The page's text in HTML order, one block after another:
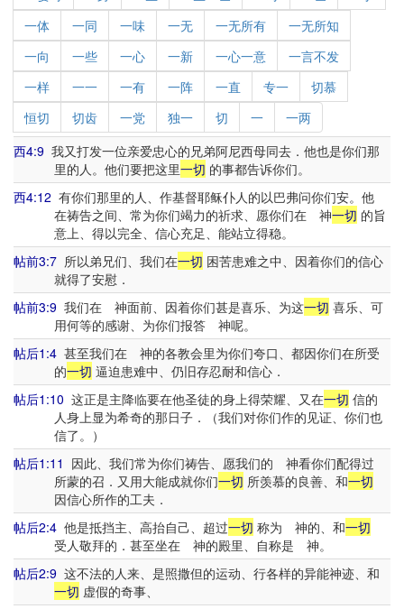
一体
一同 一味 一无 一无所有
一无所知
一向
一些 一心 一新 一心一意
一言不发
一样
一一 一有 一阵 一直 专一
切慕
恒切
切齿 一党 独一 切 一
一两
西4:9 我又打发一位亲爱忠心的兄弟阿尼西母同去．他也是你们那
里的人。他们要把这里一切 的事都告诉你们。
西4:12 有你们那里的人、作基督耶稣仆人的以巴弗问你们安。他
在祷告之间、常为你们竭力的祈求、愿你们在 神一切 的旨
意上、得以完全、信心充足、能站立得稳。
帖前3:7 所以弟兄们、我们在一切 困苦患难之中、因着你们的信心
就得了安慰．
帖前3:9 我们在 神面前、因着你们甚是喜乐、为这一切 喜乐、可
用何等的感谢、为你们报答 神呢。
帖后1:4 甚至我们在 神的各教会里为你们夸口、都因你们在所受
的一切 逼迫患难中、仍旧存忍耐和信心．
帖后1:10 这正是主降临要在他圣徒的身上得荣耀、又在一切 信的
人身上显为希奇的那日子．（我们对你们作的见证、你们也
信了。）
帖后1:11 因此、我们常为你们祷告、愿我们的 神看你们配得过
所蒙的召．又用大能成就你们一切 所羡慕的良善、和一切
因信心所作的工夫．
帖后2:4 他是抵挡主、高抬自己、超过一切 称为 神的、和一切
受人敬拜的．甚至坐在 神的殿里、自称是 神。
帖后2:9 这不法的人来、是照撒但的运动、行各样的异能神迹、和
一切 虚假的奇事、